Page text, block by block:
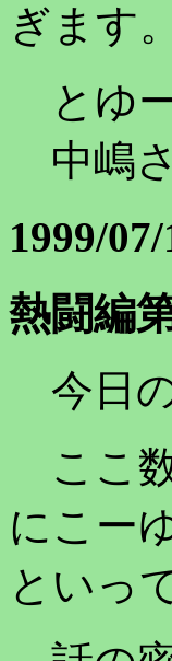
ぎます。
とゆ
中嶋
1999/
熱闘編
今日
ここ
にこー
といっ